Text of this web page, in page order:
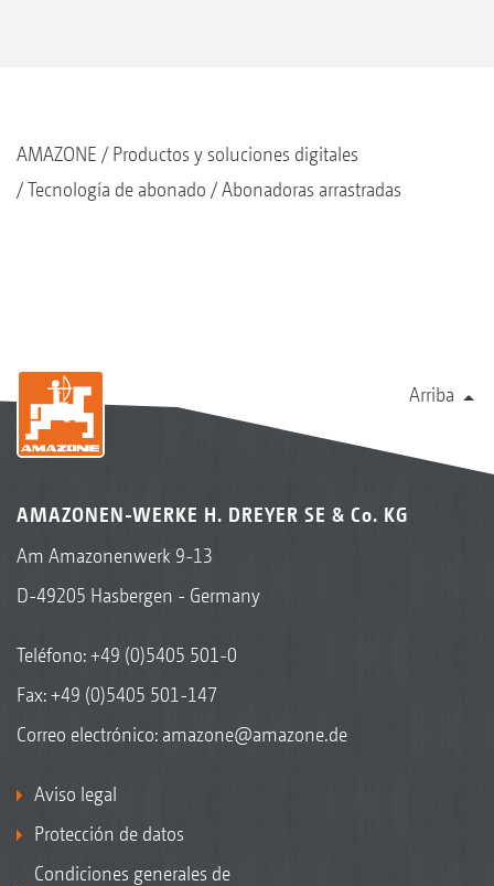
AMAZONE
Productos y soluciones digitales
Tecnología de abonado
Abonadoras arrastradas
Arriba
AMAZONEN-WERKE H. DREYER SE & Co. KG
Am Amazonenwerk 9-13
D-49205 Hasbergen - Germany
Teléfono:+49 (0)5405 501-0
Fax: +49 (0)5405 501-147
Correo electrónico: amazone@amazone.de
Aviso legal
Protección de datos
Condiciones generales de